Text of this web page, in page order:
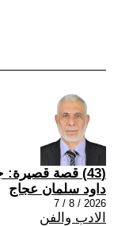
(43) قصة قصيرة: جيوبُ التفكير
داود سلمان عجاج
2026 / 8 / 7
الادب والفن